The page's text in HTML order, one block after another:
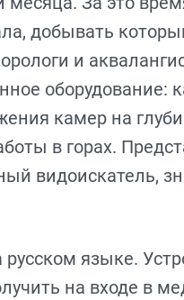
добывать
и
камер на
в горах.
видоискатель,
языке.
на входе в